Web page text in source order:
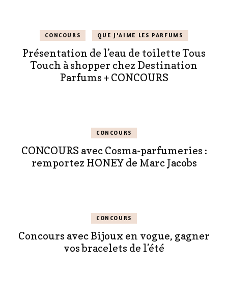
CONCOURS QUE J'AIME LES PARFUMS
Présentation de l’eau de toilette Tous
Touch à shopper chez Destination
Parfums + CONCOURS
CONCOURS
CONCOURS avec Cosma-parfumeries :
remportez HONEY de Marc Jacobs
CONCOURS
Concours avec Bijoux en vogue, gagner
vos bracelets de l’été